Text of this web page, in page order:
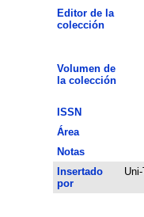
Editor de la
colección
Volumen de
la colección
ISSN
Área
Notas
Insertado
por